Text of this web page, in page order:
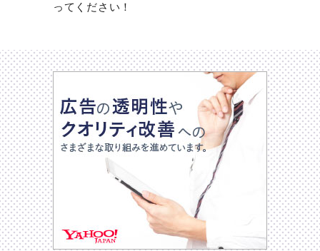
ってください！